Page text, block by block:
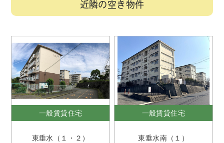
近隣の空き物件
一般賃貸住宅
東垂水（１・２）
一般賃貸住宅
東垂水南（１）